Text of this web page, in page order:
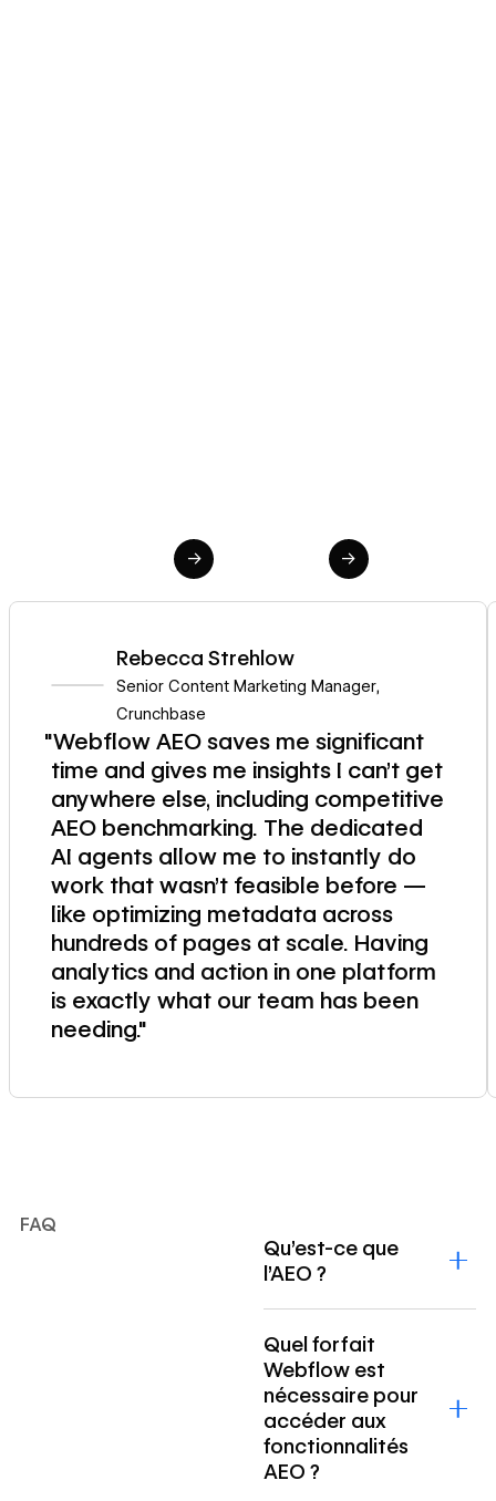
→ →
Rebecca Strehlow
Senior Content Marketing Manager,
Crunchbase
"Webflow AEO saves me significant
time and gives me insights I can't get
anywhere else, including competitive
AEO benchmarking. The dedicated
AI agents allow me to instantly do
work that wasn't feasible before —
like optimizing metadata across
hundreds of pages at scale. Having
analytics and action in one platform
is exactly what our team has been
needing."
FAQ
Qu’est-ce que
l’AEO ?
Quel forfait
Webflow est
nécessaire pour
accéder aux
fonctionnalités
AEO ?